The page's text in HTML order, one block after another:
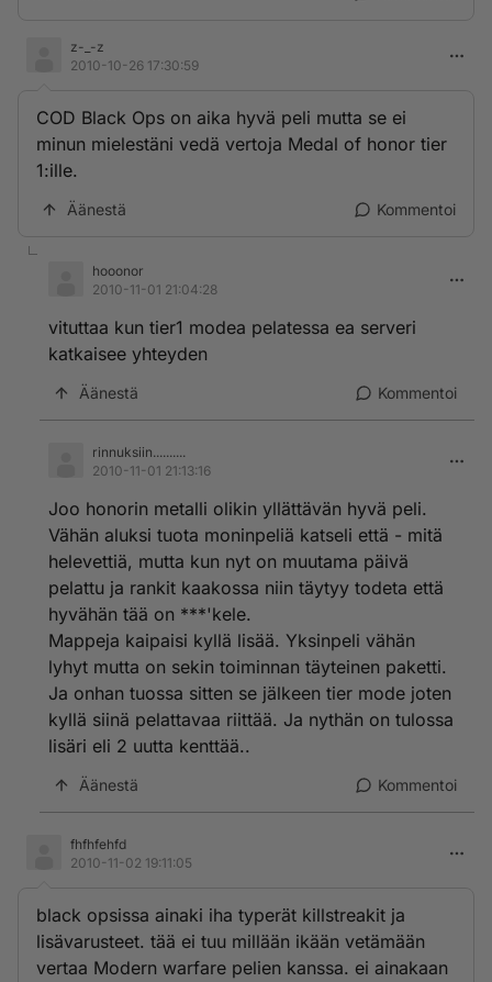
z-_-z
2010-10-26 17:30:59
COD Black Ops on aika hyvä peli mutta se ei
minun mielestäni vedä vertoja Medal of honor tier
1:ille.
Äänestä Kommentoi
hooonor
2010-11-01 21:04:28
vituttaa kun tier1 modea pelatessa ea serveri
katkaisee yhteyden
Äänestä Kommentoi
rinnuksiin..........
2010-11-01 21:13:16
Joo honorin metalli olikin yllättävän hyvä peli.
Vähän aluksi tuota moninpeliä katseli että - mitä
helevettiä, mutta kun nyt on muutama päivä
pelattu ja rankit kaakossa niin täytyy todeta että
hyvähän tää on ***'kele.
Mappeja kaipaisi kyllä lisää. Yksinpeli vähän
lyhyt mutta on sekin toiminnan täyteinen paketti.
Ja onhan tuossa sitten se jälkeen tier mode joten
kyllä siinä pelattavaa riittää. Ja nythän on tulossa
lisäri eli 2 uutta kenttää..
Äänestä Kommentoi
fhfhfehfd
2010-11-02 19:11:05
black opsissa ainaki iha typerät killstreakit ja
lisävarusteet. tää ei tuu millään ikään vetämään
vertaa Modern warfare pelien kanssa. ei ainakaan